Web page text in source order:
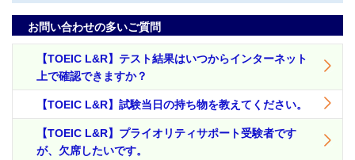
お問い合わせの多いご質問
【TOEIC L&R】テスト結果はいつからインターネット
上で確認できますか？
【TOEIC L&R】試験当日の持ち物を教えてください。
【TOEIC L&R】プライオリティサポート受験者です
が、欠席したいです。